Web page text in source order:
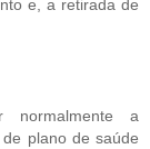
e, a retirada de
a
plano de saúde